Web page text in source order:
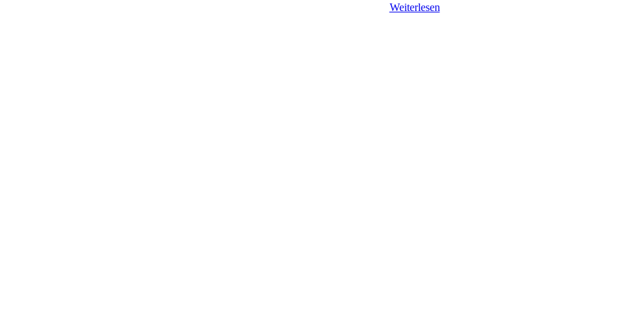
Weiterlesen